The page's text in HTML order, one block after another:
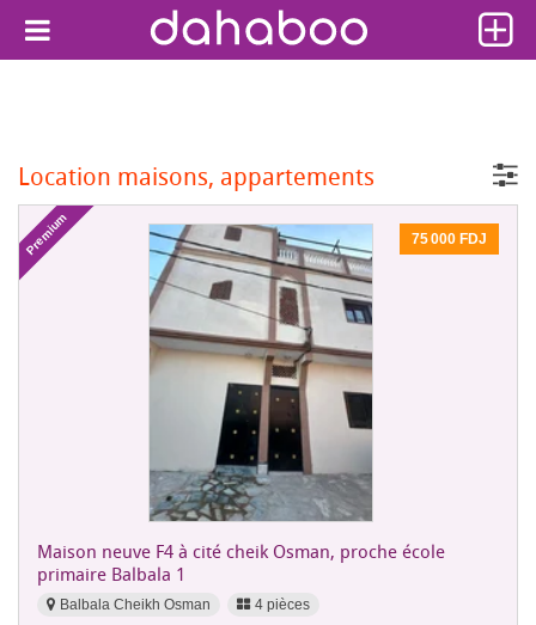
Location maisons, appartements
Premium 75 000 FDJ
Maison neuve F4 à cité cheik Osman, proche école
primaire Balbala 1
Balbala Cheikh Osman 4 pièces